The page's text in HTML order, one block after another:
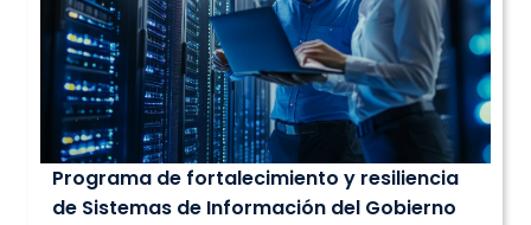
Programa de fortalecimiento y resiliencia
de Sistemas de Información del Gobierno